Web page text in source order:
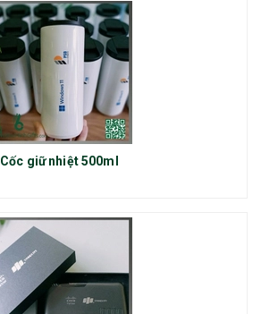
Cốc giữ nhiệt 500ml